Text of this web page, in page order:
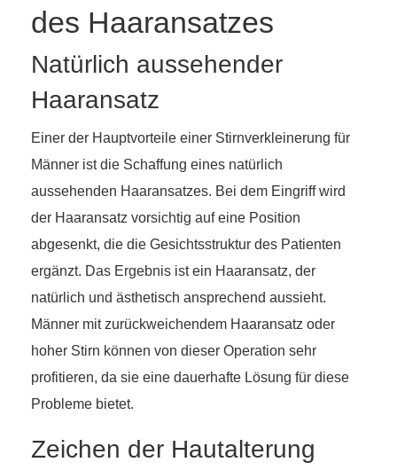
des Haaransatzes
Natürlich aussehender
Haaransatz
Einer der Hauptvorteile einer Stirnverkleinerung für
Männer ist die Schaffung eines natürlich
aussehenden Haaransatzes. Bei dem Eingriff wird
der Haaransatz vorsichtig auf eine Position
abgesenkt, die die Gesichtsstruktur des Patienten
ergänzt. Das Ergebnis ist ein Haaransatz, der
natürlich und ästhetisch ansprechend aussieht.
Männer mit zurückweichendem Haaransatz oder
hoher Stirn können von dieser Operation sehr
profitieren, da sie eine dauerhafte Lösung für diese
Probleme bietet.
Zeichen der Hautalterung